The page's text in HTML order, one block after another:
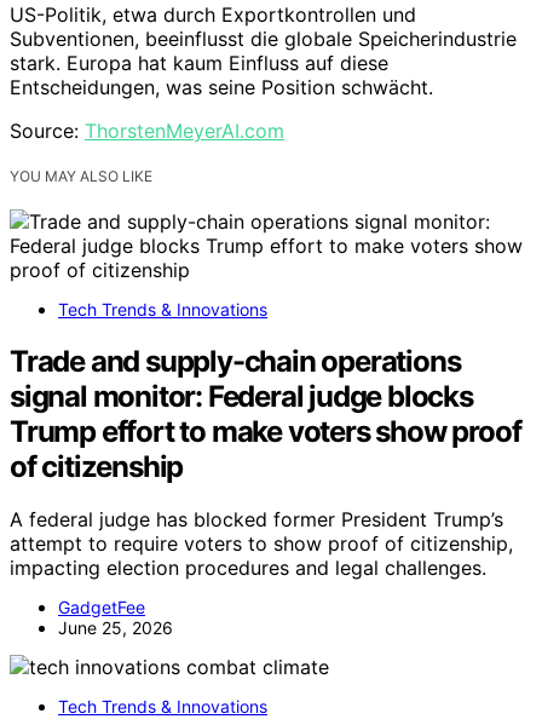
US-Politik, etwa durch Exportkontrollen und
Subventionen, beeinflusst die globale Speicherindustrie
stark. Europa hat kaum Einfluss auf diese
Entscheidungen, was seine Position schwächt.
Source: ThorstenMeyerAI.com
YOU MAY ALSO LIKE
Tech Trends & Innovations
Trade and supply-chain operations
signal monitor: Federal judge blocks
Trump effort to make voters show proof
of citizenship
A federal judge has blocked former President Trump’s
attempt to require voters to show proof of citizenship,
impacting election procedures and legal challenges.
GadgetFee
June 25, 2026
Tech Trends & Innovations